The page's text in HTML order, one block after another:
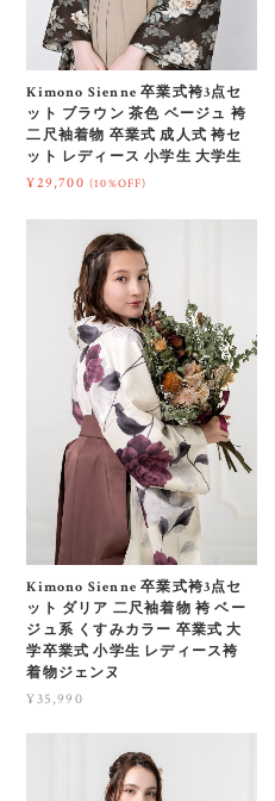
Kimono Sienne 卒業式袴3点セ
ット ブラウン 茶色 ベージュ 袴
二尺袖着物 卒業式 成人式 袴セ
ット レディース 小学生 大学生
¥29,700 (10%OFF)
Kimono Sienne 卒業式袴3点セ
ット ダリア 二尺袖着物 袴 ベー
ジュ系 くすみカラー 卒業式 大
学卒業式 小学生 レディース袴
着物ジェンヌ
¥35,990